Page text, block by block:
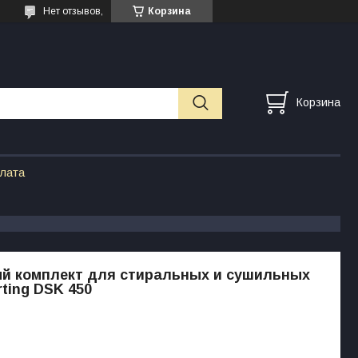
Корзина
Нет отзывов,
Корзина
комплект для стиральных и сушильных
DSK 450